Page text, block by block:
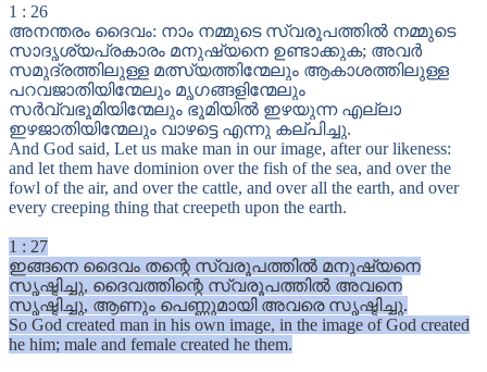
1 : 26
അനന്തരം ദൈവം: നാം നമ്മുടെ സ്വരൂപത്തിൽ നമ്മുടെ
സാദൃശ്യപ്രകാരം മനുഷ്യനെ ഉണ്ടാക്കുക; അവർ
സമുദ്രത്തിലുള്ള മത്സ്യത്തിന്മേലും ആകാശത്തിലുള്ള
പറവജാതിയിന്മേലും മൃഗങ്ങളിന്മേലും
സർവ്വഭൂമിയിന്മേലും ഭൂമിയിൽ ഇഴയുന്ന എല്ലാ
ഇഴജാതിയിന്മേലും വാഴട്ടെ എന്നു കല്പിച്ചു.
And God said, Let us make man in our image, after our likeness:
and let them have dominion over the fish of the sea, and over the
fowl of the air, and over the cattle, and over all the earth, and over
every creeping thing that creepeth upon the earth.
1 : 27
ഇങ്ങനെ ദൈവം തന്റെ സ്വരൂപത്തിൽ മനുഷ്യനെ
സൃഷ്ടിച്ചു, ദൈവത്തിന്റെ സ്വരൂപത്തിൽ അവനെ
സൃഷ്ടിച്ചു, ആണും പെണ്ണുമായി അവരെ സൃഷ്ടിച്ചു.
So God created man in his own image, in the image of God created
he him; male and female created he them.